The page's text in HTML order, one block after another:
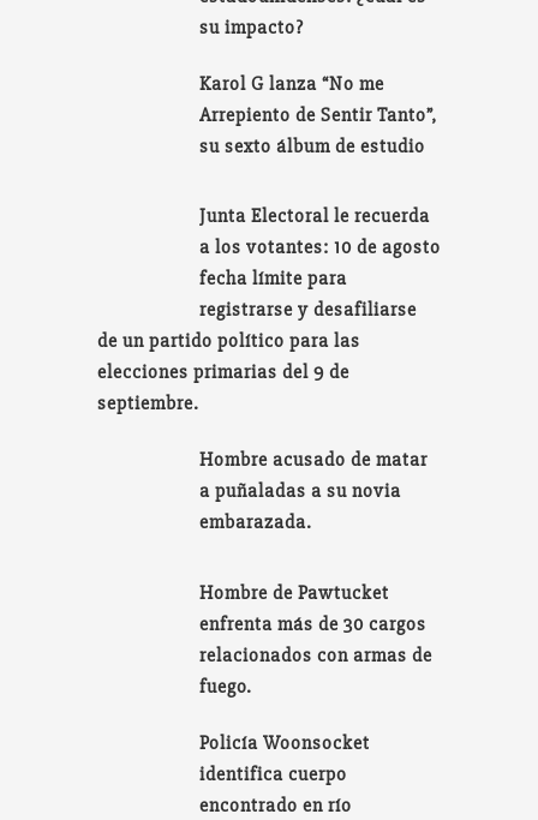
su impacto?
Karol G lanza “No me
Arrepiento de Sentir Tanto”,
su sexto álbum de estudio
Junta Electoral le recuerda
a los votantes: 10 de agosto
fecha límite para
registrarse y desafiliarse
de un partido político para las
elecciones primarias del 9 de
septiembre.
Hombre acusado de matar
a puñaladas a su novia
embarazada.
Hombre de Pawtucket
enfrenta más de 30 cargos
relacionados con armas de
fuego.
Policía Woonsocket
identifica cuerpo
encontrado en río